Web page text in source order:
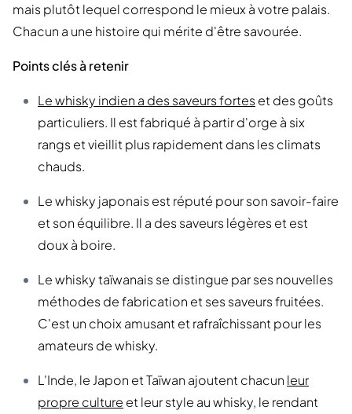
mais plutôt lequel correspond le mieux à votre palais.
Chacun a une histoire qui mérite d'être savourée.
Points clés à retenir
Le whisky indien a des saveurs forteset des goûts
particuliers. Il est fabriqué à partir d'orge à six
rangs et vieillit plus rapidement dans les climats
chauds.
Le whisky japonais est réputé pour son savoir-faire
et son équilibre. Il a des saveurs légères et est
doux à boire.
Le whisky taïwanais se distingue par ses nouvelles
méthodes de fabrication et ses saveurs fruitées.
C'est un choix amusant et rafraîchissant pour les
amateurs de whisky.
L'Inde, le Japon et Taïwan ajoutent chacun leur
propre culture et leur style au whisky, le rendant